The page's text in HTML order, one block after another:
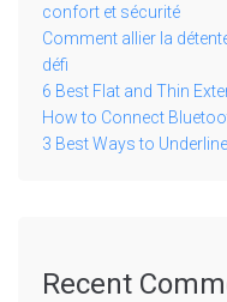
confort et sécurité
Comment allier la
défi
6 Best Flat and Thin
How to Connect
3 Best Ways to
Recent